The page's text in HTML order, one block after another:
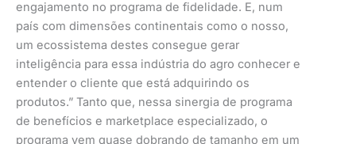
engajamento no programa de fidelidade. E, num
país com dimensões continentais como o nosso,
um ecossistema destes consegue gerar
inteligência para essa indústria do agro conhecer e
entender o cliente que está adquirindo os
produtos.” Tanto que, nessa sinergia de programa
de benefícios e marketplace especializado, o
programa vem quase dobrando de tamanho em um